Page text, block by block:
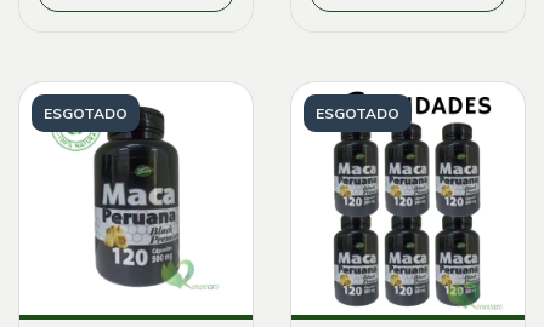
ESGOTADO ESGOTADO